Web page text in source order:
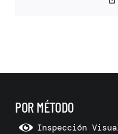
POR MÉTODO
Inspección